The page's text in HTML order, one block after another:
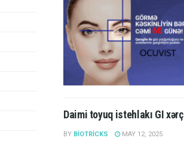
Daimi toyuq istehlakı GI
BY BIOTRICKS MAY 12, 2025